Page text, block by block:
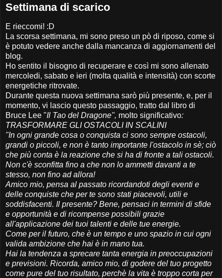
Settimana di scarico
E rieccomi! :D
La scorsa settimana, mi sono preso un pò di riposo, come si
è potuto vedere anche dalla mancanza di aggiornamenti del
blog.
Ho sentito il bisogno di recuperare e così mi sono allenato
mercoledi, sabato e ieri (molta qualità e intensità) con scorte
energetiche ritrovate.
Durante questa nuova settimana sarò più presente, e, per il
momento, vi lascio questo passaggio, tratto dal libro di
Bruce Lee "Il Tao del Dragone", molto significativo:
TRASFORMARE GLI OSTACOLI IN SCALINI
"In ogni grande cosa o conquista ci sono sempre ostacoli,
grandi o piccoli, e non è tanto importante l'ostacolo in sè; ciò
che più conta è la reazione che si ha di fronte a tali ostacoli.
Non c'è sconfitta fino a che non lo ammetti davanti a te
stesso, non fino ad allora!
Amico mio, pensa al passato ricordandoti degli eventi e
delle conquiste che per te sono stati piacevoli, utili e
soddisfacenti. Il presente? Bene, pensaci in termini di sfide
e opportunità e di ricompense possibili grazie
all'applicazione dei tuoi talenti e delle tue energie.
Come per il futuro, che è un tempo e uno spazio in cui ogni
valida ambizione che hai è in mano tua.
Hai la tendenza a sprecare tanta energia in preoccupazioni
e previsioni. Ricorda, amico mio, di godere del tuo progetto
come pure del tuo risultato, perchè la vita è troppo corta per